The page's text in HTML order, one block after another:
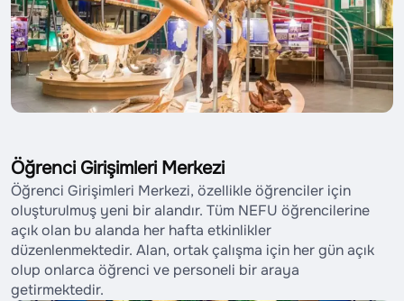
Öğrenci Girişimleri Merkezi
Öğrenci Girişimleri Merkezi, özellikle öğrenciler için
oluşturulmuş yeni bir alandır. Tüm NEFU öğrencilerine
açık olan bu alanda her hafta etkinlikler
düzenlenmektedir. Alan, ortak çalışma için her gün açık
olup onlarca öğrenci ve personeli bir araya
getirmektedir.